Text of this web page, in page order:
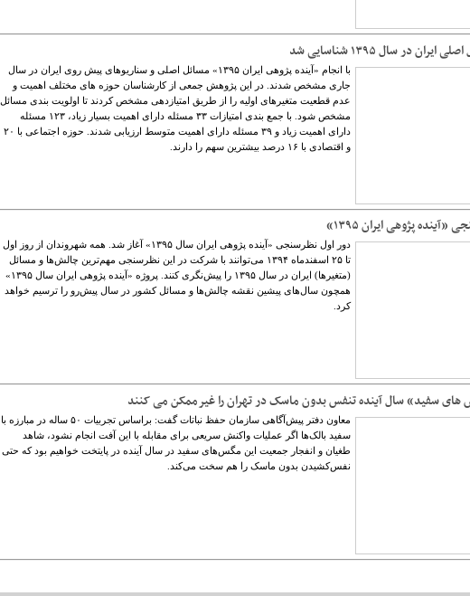
ایران در سال ۱۳۹۵ شناسایی شد
با انجام «آینده پژوهی ایران ۱۳۹۵» مسائل اصلی و سناریوهای پیش روی ایران در سال
جاری مشخص شدند. در این پژوهش جمعی از کارشناسان حوزه های مختلف اهمیت و
عدم قطعیت متغیرهای اولیه را از طریق امتیازدهی مشخص کردند تا اولویت‏ بندی مسائل
مشخص شود. با جمع‏ بندی امتیازات ۳۳ مسئله دارای اهمیت بسیار زیاد، ۱۲۳ مسئله
دارای اهمیت زیاد و ۳۹ مسئله دارای اهمیت متوسط ارزیابی شدند. حوزه اجتماعی با ۲۰
و اقتصادی با ۱۶ درصد بیشترین سهم را دارند.
«آینده ‌پژوهی ایران ۱۳۹۵»
دور اول نظرسنجی «آینده پژوهی ایران سال ۱۳۹۵» آغاز شد. همه شهروندان از روز اول
تا ۲۵ اسفندماه ۱۳۹۴ می‌توانند با شرکت در این نظرسنجی مهم‌ترین چالش‌ها و مسائل
(متغیرها) ایران در سال ۱۳۹۵ را پیش‌نگری کنند. پروژه «آینده پژوهی ایران سال ۱۳۹۵»
همچون سال‌های پیشین نقشه چالش‌ها و مسائل کشور در سال پیش‌رو را ترسیم خواهد
کرد.
سفید» سال آینده تنفس بدون ماسک در تهران را غیرممکن می‏ کنند
معاون دفتر پیش‌آگاهی سازمان حفظ نباتات گفت: براساس تجربیات ۵۰ ساله در مبارزه با
سفید بالک‌ها اگر عملیات واکنش سریعی برای مقابله با این آفت انجام نشود، شاهد
طغیان و انفجار جمعیت این مگس‌های سفید در سال آینده در پایتخت خواهیم بود که حتی
نفس‌کشیدن بدون ماسک را هم سخت می‌کند.